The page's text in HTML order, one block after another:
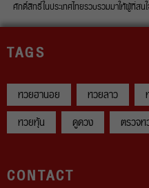
ศักดิ์สิทธิ์ในประเทศไทยรวบรวมมาให้ผู้ที่สน
TAGS
หวยฮานอย หวยลาว
หวยหุ้น
ดูดวง ตรวจห
CONTACT